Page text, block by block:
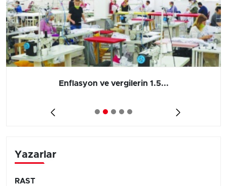
Enflasyon ve vergilerin 1.5...
Yazarlar
RAST